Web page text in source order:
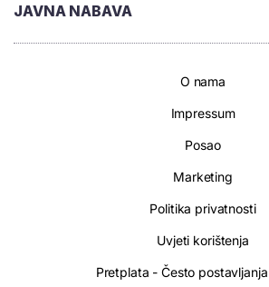
JAVNA NABAVA
O nama
Impressum
Posao
Marketing
Politika privatnosti
Uvjeti korištenja
Pretplata - Često